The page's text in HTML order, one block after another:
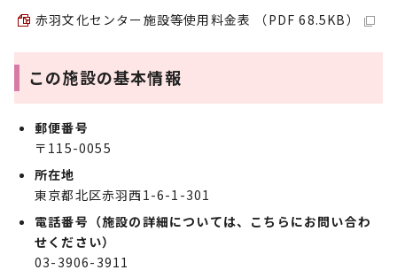
赤羽文化センター施設等使用料金表 （PDF 68.5KB）
この施設の基本情報
郵便番号
〒115-0055
所在地
東京都北区赤羽西1-6-1-301
電話番号（施設の詳細については、こちらにお問い合わ
せください）
03-3906-3911